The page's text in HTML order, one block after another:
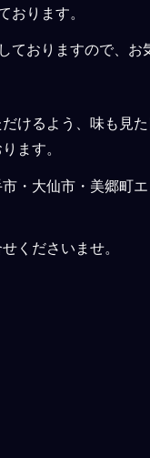
おります。
おりますので、お
けるよう、味も見
ます。
・大仙市・美郷町
くださいませ。